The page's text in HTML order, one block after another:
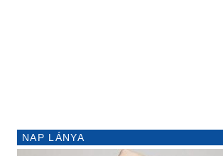
NAP LÁNYA